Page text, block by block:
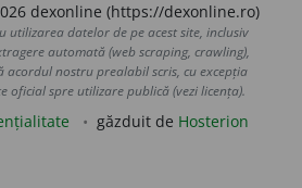
dexonline (https://dexonline.ro)
utilizarea datelor de pe acest site, inclusiv
automată (web scraping, crawling),
acordul nostru prealabil scris, cu excepția
oficial spre utilizare publică (vezi licența).
găzduit de Hosterion